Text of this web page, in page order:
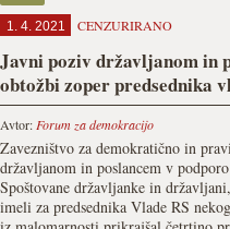
1. 4. 2021 CENZURIRANO
Javni poziv državljanom in
obtožbi zoper predsednika
Avtor: Forum za demokracijo
Zavezništvo za demokratično in
državljanom in poslancem v
Spoštovane državljanke in
imeli za predsednika Vlade RS